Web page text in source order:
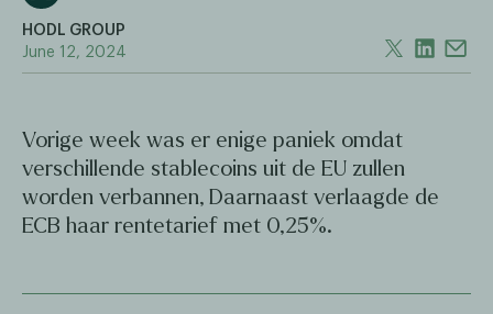
HODL GROUP
June 12, 2024
Vorige week was er enige paniek omdat
verschillende stablecoins uit de EU zullen
worden verbannen, Daarnaast verlaagde de
ECB haar rentetarief met 0,25%.